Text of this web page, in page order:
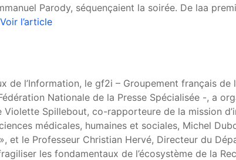
Parody, séquençaient la soirée. De laa
Voir l’article
de l’Information, le gf2i – Groupement français
Nationale de la Presse Spécialisée -, a
Spillebout, co-rapporteure de la mission
médicales, humaines et sociales, Michel
et le Professeur Christian Hervé, Directeur du
les fondamentaux de l’écosystème de la